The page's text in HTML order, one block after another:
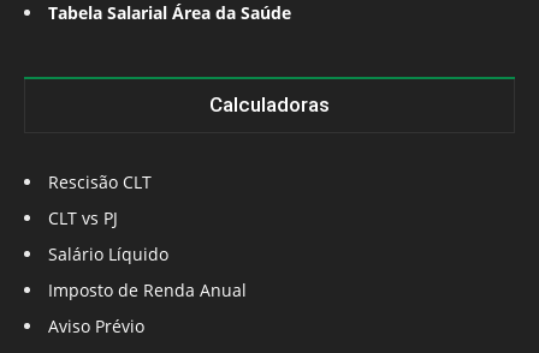
Tabela Salarial Área da Saúde
Calculadoras
Rescisão CLT
CLT vs PJ
Salário Líquido
Imposto de Renda Anual
Aviso Prévio